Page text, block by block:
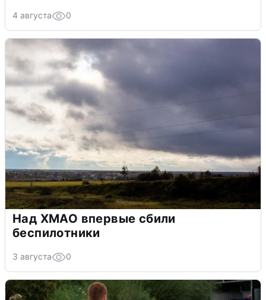
4 августа 0
Над ХМАО впервые сбили
беспилотники
3 августа 0